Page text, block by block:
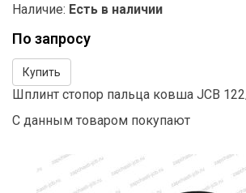
Наличие: Есть в наличии
По запросу
Купить
Шплинт стопор пальца ковша JCB
С данным товаром покупают